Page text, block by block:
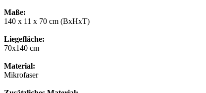
Maße:
140 x 11 x 70 cm (BxHxT)
Liegefläche:
70x140 cm
Material:
Mikrofaser